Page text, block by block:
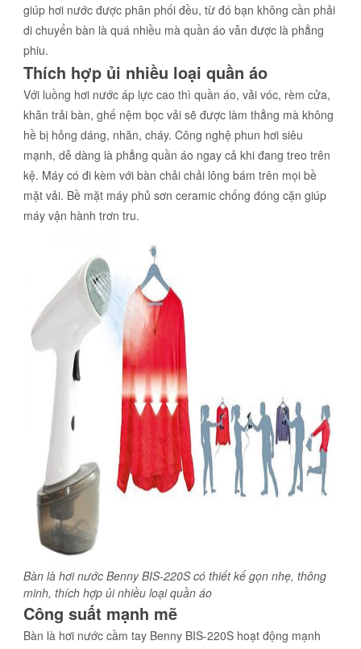
giúp hơi nước được phân phối đều, từ đó bạn không cần phải
di chuyển bàn là quá nhiều mà quần áo vẫn được là phẳng
phiu.
Thích hợp ủi nhiều loại quần áo
Với luồng hơi nước áp lực cao thì quần áo, vải vóc, rèm cửa,
khăn trải bàn, ghế nệm bọc vải sẽ được làm thẳng mà không
hề bị hỏng dáng, nhăn, cháy. Công nghệ phun hơi siêu
mạnh, dễ dàng là phẳng quần áo ngay cả khi đang treo trên
kệ. Máy có đi kèm với bàn chải chải lông bám trên mọi bề
mặt vải. Bề mặt máy phủ sơn ceramic chống đóng cặn giúp
máy vận hành trơn tru.
Bàn là hơi nước Benny BIS-220S có thiết kế gọn nhẹ, thông
minh, thích hợp ủi nhiều loại quần áo
Công suất mạnh mẽ
Bàn là hơi nước cầm tay Benny BIS-220S hoạt động mạnh